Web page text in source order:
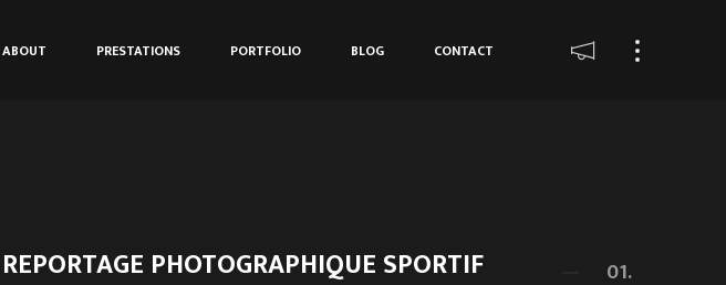
ABOUT PRESTATIONS PORTFOLIO BLOG CONTACT
REPORTAGE PHOTOGRAPHIQUE SPORTIF 01.